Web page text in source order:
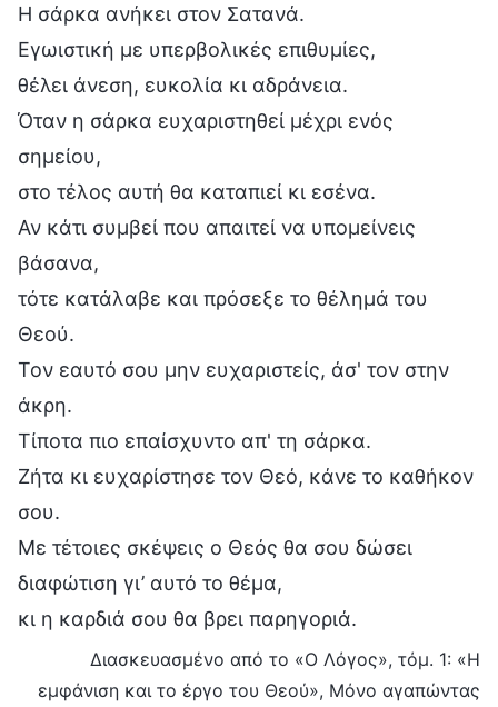
Η σάρκα ανήκει στον Σατανά.
Εγωιστική με υπερβολικές επιθυμίες,
θέλει άνεση, ευκολία κι αδράνεια.
Όταν η σάρκα ευχαριστηθεί μέχρι ενός
σημείου,
στο τέλος αυτή θα καταπιεί κι εσένα.
Αν κάτι συμβεί που απαιτεί να υπομείνεις
βάσανα,
τότε κατάλαβε και πρόσεξε το θέλημά του
Θεού.
Τον εαυτό σου μην ευχαριστείς, άσ' τον στην
άκρη.
Τίποτα πιο επαίσχυντο απ' τη σάρκα.
Ζήτα κι ευχαρίστησε τον Θεό, κάνε το καθήκον
σου.
Με τέτοιες σκέψεις ο Θεός θα σου δώσει
διαφώτιση γι’ αυτό το θέμα,
κι η καρδιά σου θα βρει παρηγοριά.
Διασκευασμένο από το «Ο Λόγος», τόμ. 1: «Η
εμφάνιση και το έργο του Θεού», Μόνο αγαπώντας